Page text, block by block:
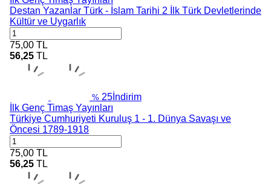
Destan Yazanlar Türk - İslam Tarihi 2 İlk Türk Devletlerinde
Kültür ve Uygarlık
75,00 TL
56,25 TL
% 25 İndirim
İlk Genç Timaş Yayınları
Türkiye Cumhuriyeti Kuruluş 1 - 1. Dünya Savaşı ve
Öncesi 1789-1918
75,00 TL
56,25 TL